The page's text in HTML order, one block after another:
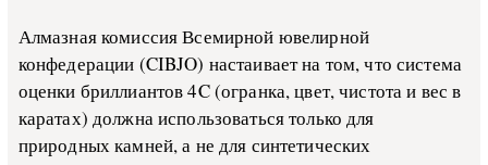
Алмазная комиссия Всемирной ювелирной
конфедерации (CIBJO) настаивает на том, что система
оценки бриллиантов 4C (огранка, цвет, чистота и вес в
каратах) должна использоваться только для
природных камней, а не для синтетических